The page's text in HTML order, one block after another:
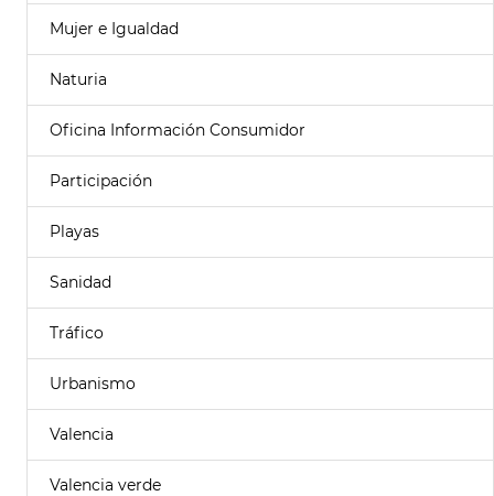
Mujer e Igualdad
Naturia
Oficina Información Consumidor
Participación
Playas
Sanidad
Tráfico
Urbanismo
Valencia
Valencia verde